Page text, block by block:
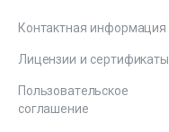
Контактная информация
Лицензии и сертификаты
Пользовательское
соглашение